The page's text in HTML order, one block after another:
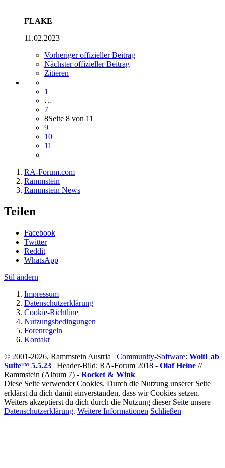
FLAKE
11.02.2023
Vorheriger offizieller Beitrag
Nächster offizieller Beitrag
Zitieren
1
…
7
8Seite 8 von 11
9
10
11
RA-Forum.com
Rammstein
Rammstein News
Teilen
Facebook
Twitter
Reddit
WhatsApp
Stil ändern
Impressum
Datenschutzerklärung
Cookie-Richtline
Nutzungsbedingungen
Forenregeln
Kontakt
© 2001-2026, Rammstein Austria | Community-Software: WoltLab
Suite™ 5.5.23 | Header-Bild: RA-Forum 2018 - Olaf Heine //
Rammstein (Album 7) - Rocket & Wink
Diese Seite verwendet Cookies. Durch die Nutzung unserer Seite
erklärst du dich damit einverstanden, dass wir Cookies setzen.
Weiters akzeptierst du dich durch die Nutzung dieser Seite unsere
Datenschutzerklärung. Weitere Informationen Schließen